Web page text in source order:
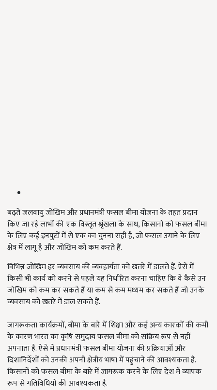
बढ़ते जलवायु जोखिम और प्रधानमंत्री फसल बीमा योजना के तहत प्रदान
किए जा रहे लाभों की एक विस्तृत श्रृंखला के साथ, किसानों को फसल बीमा
के लिए कई इनपुटों में से एक का चुनना सही है, जो फसल उगाने के लिए
क्षेत्र में लागू है और जोखिम को कम करते हैं.
विभिन्न जोखिम हर व्यवसाय की व्यवहार्यता को खतरे में डालते हैं. ऐसे में
किसी भी कार्य को करने से पहले यह निर्धारित करना चाहिए कि वे कैसे उन
जोखिम को कम कर सकते हैं या कम से कम मध्यम कर सकते हैं जो उनके
व्यवसाय को खतरे में डाल सकते हैं.
जागरूकता कार्यक्रमों, बीमा के बारे में शिक्षा और कई अन्य कारकों की कमी
के कारण भारत का कृषि समुदाय फसल बीमा को सक्रिय रूप से नहीं
अपनाता है. ऐसे में प्रधानमंत्री फसल बीमा योजना की प्रक्रियाओं और
दिशानिर्देशों को उनकी अपनी क्षेत्रीय भाषा में पहुंचाने की आवश्यकता है.
किसानों को फसल बीमा के बारे में जागरूक करने के लिए देश में व्यापक
रूप से गतिविधियों की आवश्यकता है.